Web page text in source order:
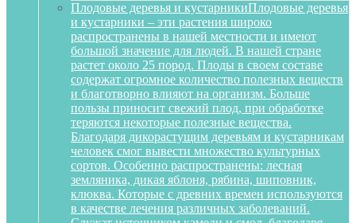
Плодовые деревья и кустарникиПлодовые деревья
и кустарники – эти растения широко
распространены в нашей местности и имеют
большой значение для людей. В нашей стране
растет около 25 пород. Плоды в своем составе
содержат огромное количество полезных веществ
и благотворно влияют на организм. Больше
пользы приносит свежий плод, при обработке
теряются некоторые полезные вещества.
Благодаря дикорастущим деревьям и кустарникам
человек смог вывести множество культурных
сортов. Особенно распространены: лесная
земляника, дикая яблоня, рябина, шиповник,
клюква. Которые с древних времен используются
в качестве лечения различных заболеваний.